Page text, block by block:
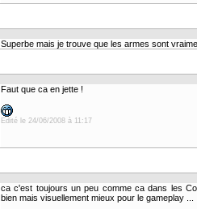
Superbe mais je trouve que les armes sont
Faut que ca en jette !
Edité le 24/06/2008 à 11:17
ca c'est toujours un peu comme ca dans les
bien mais visuellement mieux pour le gameplay ...